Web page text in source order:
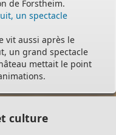
de Forstheim.
un spectacle
vit aussi après le
un grand spectacle
mettait le point
culture